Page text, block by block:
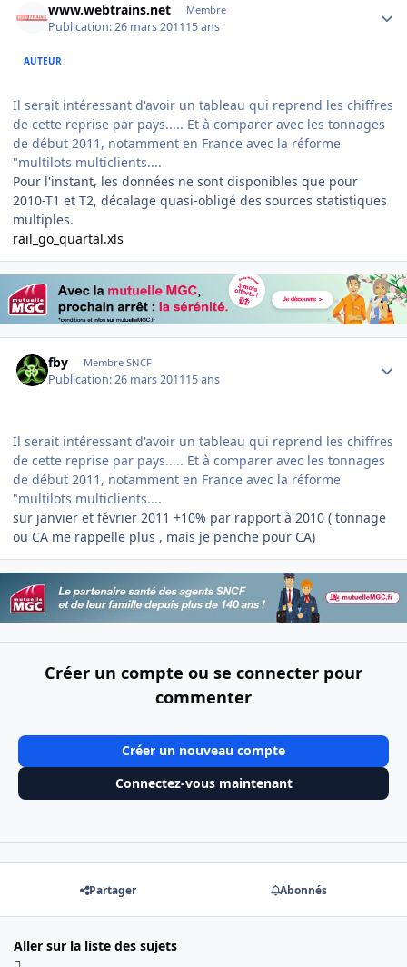
www.webtrains.net Membre
Publication:26 mars 201115 ans
AUTEUR
Il serait intéressant d'avoir un tableau qui reprend les chiffres
de cette reprise par pays..... Et à comparer avec les tonnages
de début 2011, notamment en France avec la réforme
"multilots multiclients....
Pour l'instant, les données ne sont disponibles que pour
2010-T1 et T2, décalage quasi-obligé des sources statistiques
multiples.
rail_go_quartal.xls
fby Membre SNCF
Publication:26 mars 201115 ans
Il serait intéressant d'avoir un tableau qui reprend les chiffres
de cette reprise par pays..... Et à comparer avec les tonnages
de début 2011, notamment en France avec la réforme
"multilots multiclients....
sur janvier et février 2011 +10% par rapport à 2010 ( tonnage
ou CA me rappelle plus , mais je penche pour CA)
Créer un compte ou se connecter pour
commenter
Créer un nouveau compte
Connectez-vous maintenant
Partager Abonnés
Aller sur la liste des sujets